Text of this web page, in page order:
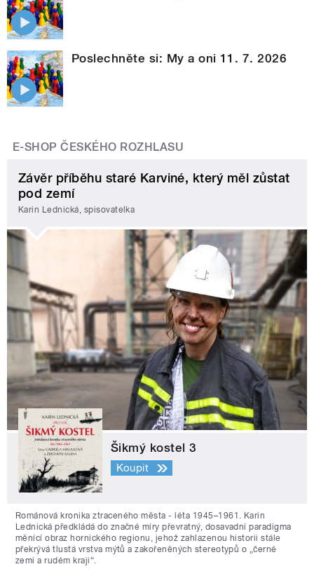
Poslechněte si: My a oni 11. 7. 2026
E-SHOP ČESKÉHO ROZHLASU
Závěr příběhu staré Karviné, který měl zůstat
pod zemí
Karin Lednická, spisovatelka
Šikmý kostel 3
Koupit
Románová kronika ztraceného města - léta 1945–1961. Karin
Lednická předkládá do značné míry převratný, dosavadní paradigma
měnící obraz hornického regionu, jehož zahlazenou historii stále
překrývá tlustá vrstva mýtů a zakořeněných stereotypů o „černé
zemi a rudém kraji“.